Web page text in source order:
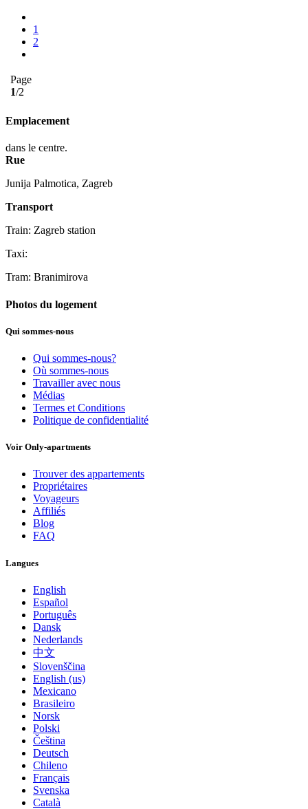
1
2
Page
1/2
Emplacement
dans le centre.
Rue
Junija Palmotica, Zagreb
Transport
Train: Zagreb station
Taxi:
Tram: Branimirova
Photos du logement
Qui sommes-nous
Qui sommes-nous?
Où sommes-nous
Travailler avec nous
Médias
Termes et Conditions
Politique de confidentialité
Voir Only-apartments
Trouver des appartements
Propriétaires
Voyageurs
Affiliés
Blog
FAQ
Langues
English
Español
Português
Dansk
Nederlands
中文
Slovenščina
English (us)
Mexicano
Brasileiro
Norsk
Polski
Čeština
Deutsch
Chileno
Français
Svenska
Català